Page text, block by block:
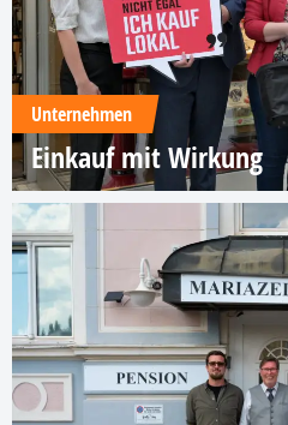
Unternehmen
Einkauf mit Wirkung